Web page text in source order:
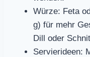
Würze: Feta
g) für mehr
Dill oder
Servierideen: